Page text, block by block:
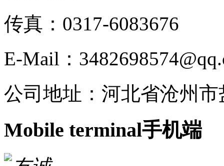
传真：0317-6083676
E-Mail：
公司地址：河北省沧州
Mobile terminal手机端